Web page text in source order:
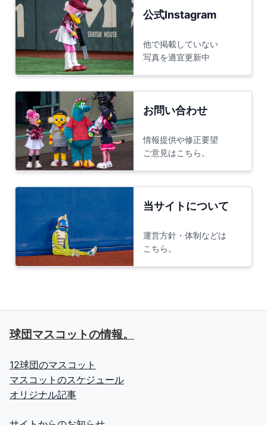
公式Instagram
他で掲載していない
写真を適宜更新中
お問い合わせ
情報提供や修正要望
ご意見はこちら。
当サイトについて
運営方針・体制などは
こちら。
球団マスコットの情報。
12球団のマスコット
マスコットのスケジュール
オリジナル記事